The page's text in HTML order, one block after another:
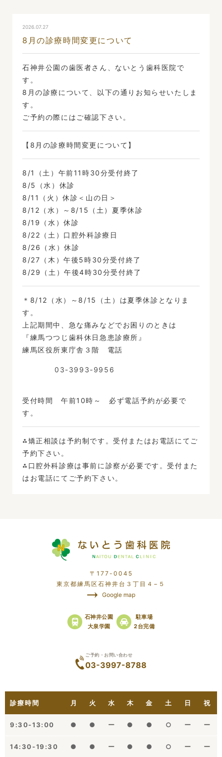
2026.07.27
8月の診療時間変更について
石神井公園の歯医者さん、ないとう歯科医院で
す。
8月の診療について、以下の通りお知らせいたしま
す。
ご予約の際にはご確認下さい。
【8月の診療時間変更について】
8/1（土）午前11時30分受付終了
8/5（水）休診
8/11（火）休診＜山の日＞
8/12（水）～8/15（土）夏季休診
8/19（水）休診
8/22（土）口腔外科診療日
8/26（水）休診
8/27（木）午後5時30分受付終了
8/29（土）午後4時30分受付終了
＊8/12（水）～8/15（土）は夏季休診となりま
す。
上記期間中、急な痛みなどでお困りのときは
『練馬つつじ歯科休日急患診療所』
練馬区役所東庁舎３階 電話
03-3993-9956
受付時間 午前10時～ 必ず電話予約が必要で
す。
⁂矯正相談は予約制です。受付またはお電話にてご
予約下さい。
⁂口腔外科診療は事前に診察が必要です。受付また
はお電話にてご予約下さい。
〒177-0045
東京都練馬区石神井台３丁目４−５
Google map
石神井公園
大泉学園
駐車場
2台完備
ご予約・お問い合わせ
03-3997-8788
診療時間 月 火 水 木 金 土 日 祝
9:30-13:00 ● ● ー ● ● ○ ー ー
14:30-19:30 ● ● ー ● ● ○ ー ー